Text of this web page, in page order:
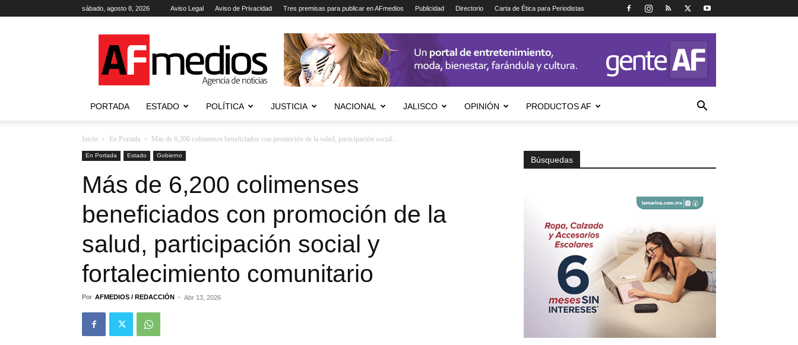
sábado, agosto 8, 2026 Aviso Legal Aviso de Privacidad Tres premisas para publicar en AFmedios Publicidad Directorio Carta de Ética para Periodistas
Agencia
de
Noticias
PORTADA ESTADO POLÍTICA JUSTICIA NACIONAL JALISCO OPINIÓN PRODUCTOS AF
Inicio En Portada Más de 6,200 colimenses beneficiados con promoción de la salud, participación social...
En Portada Estado Gobierno
Más de 6,200 colimenses
beneficiados con promoción de la
salud, participación social y
fortalecimiento comunitario
Por AFMEDIOS / REDACCIÓN - Abr 13, 2026
Búsquedas